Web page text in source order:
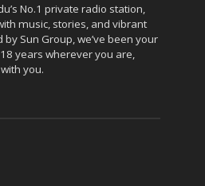
No.1 private radio station,
music, stories, and vibrant
Sun Group, we’ve been your
years wherever you are,
you.